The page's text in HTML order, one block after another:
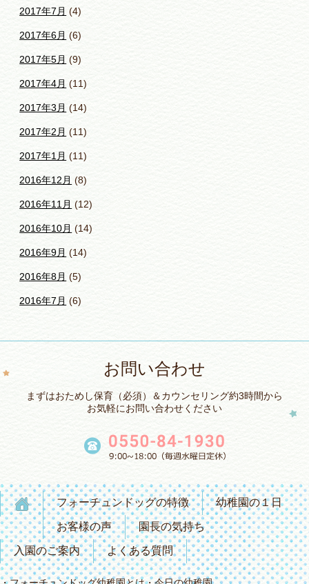
2017年7月 (4)
2017年6月 (6)
2017年5月 (9)
2017年4月 (11)
2017年3月 (14)
2017年2月 (11)
2017年1月 (11)
2016年12月 (8)
2016年11月 (12)
2016年10月 (14)
2016年9月 (14)
2016年8月 (5)
2016年7月 (6)
お問い合わせ
まずはおためし保育（必須）＆カウンセリング約3時間から
お気軽にお問い合わせください
フォーチュンドッグの特徴 幼稚園の１日
お客様の声 園長の気持ち
入園のご案内 よくある質問